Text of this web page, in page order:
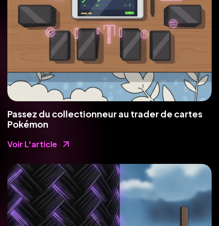
Passez du collectionneur au trader de cartes
Pokémon
Voir L'article